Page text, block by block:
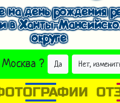
на день рождения
в Ханты-
округе
Москва ? Да Нет,
ДРУГОЙ ГОРОД